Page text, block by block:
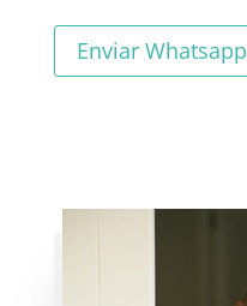
Enviar Whatsapp